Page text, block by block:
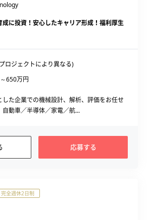
に投資！安心したキャリア形成！福利厚生
ロジェクトにより異なる)
650万円
た企業での機械設計、解析、評価をお任せ
自動車／半導体／家電／航...
応募する
完全週休2日制